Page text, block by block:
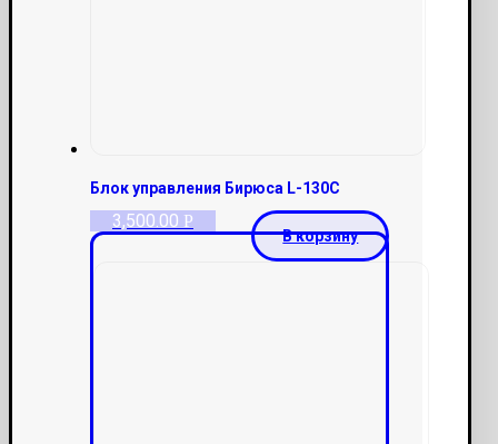
Блок управления Бирюса L-130С
3,500.00 Р
В корзину